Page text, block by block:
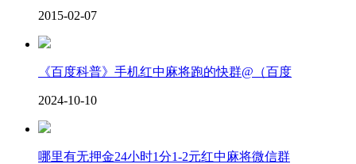
2015-02-07
《百度科普》手机红中麻将跑的快群@（百度
2024-10-10
哪里有无押金24小时1分1-2元红中麻将微信群